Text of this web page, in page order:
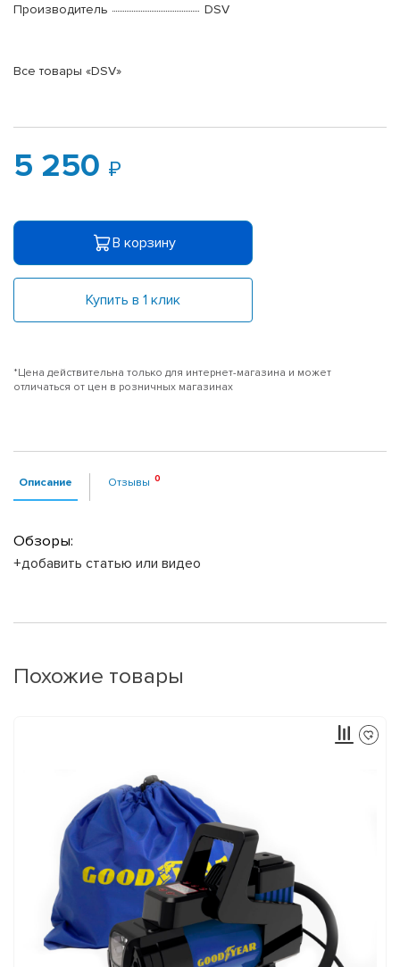
Производитель
DSV
Все товары «DSV»
5 250
В корзину
Купить в 1 клик
*Цена действительна только для интернет-магазина и может
отличаться от цен в розничных магазинах
Описание Отзывы
Обзоры:
+добавить статью или видео
Похожие товары